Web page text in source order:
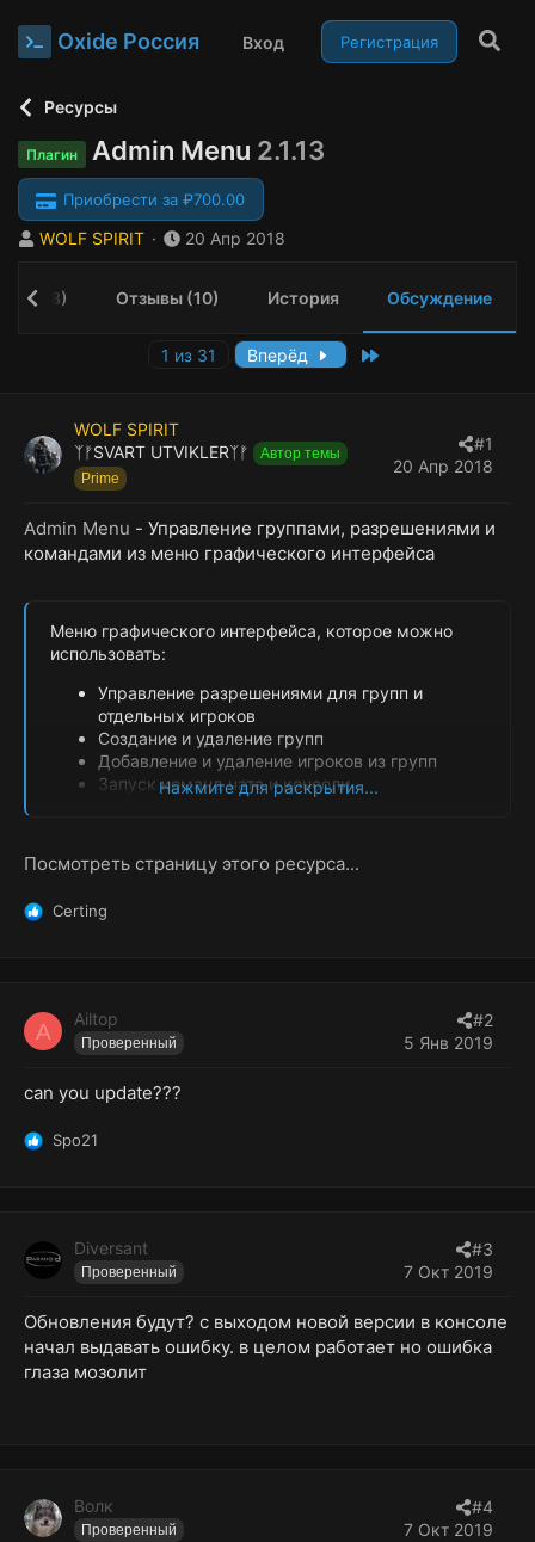
Oxide Россия Вход Регистрация
Ресурсы
Плагин Admin Menu 2.1.13
Приобрести за ₽700.00
А
WOLF SPIRIT
Д
а
а
а
20 Апр 2018
(48) Отзывы (10) История Обсуждение
1 из 31 Вперёд
WOLF SPIRIT
ᛉᚠSVART UTVIKLERᛉᚠ
Автор темы
Prime
20 Апр 2018
#1
Admin Menu - Управление группами, разрешениями и
командами из меню графического интерфейса
Меню графического интерфейса, которое можно
использовать:
Управление разрешениями для групп и
отдельных игроков
Создание и удаление групп
Добавление и удаление игроков из групп
Запуск команд чата и консоли
Нажмите для раскрытия...
Посмотреть страницу этого ресурса...
Р
и
и
Certing
A Ailtop
Проверенный 5 Янв 2019
#2
can you update???
Р
и
Spo21
Diversant
Проверенный 7 Окт 2019
#3
Обновления будут? с выходом новой версии в консоле
начал выдавать ошибку. в целом работает но ошибка
глаза мозолит
Волк
Проверенный 7 Окт 2019
#4